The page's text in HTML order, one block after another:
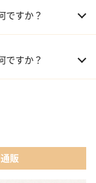
ですか？
ですか？
［日本限定ピンクゴ
販